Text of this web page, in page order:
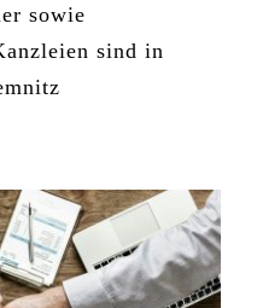
sowie
sind in